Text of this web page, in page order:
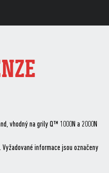
vhodný na grily Q™ 1000N a 2000N
Vyžadované informace jsou označeny